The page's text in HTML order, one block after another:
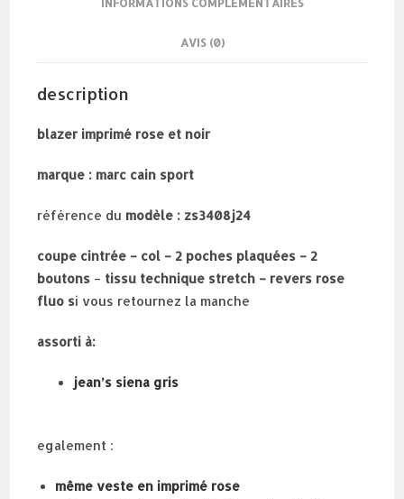
AVIS (0)
description
blazer imprimé rose et noir
marque : marc cain sport
référence du modèle : zs3408j24
coupe cintrée – col – 2 poches plaquées – 2
boutons – tissu technique stretch – revers rose
fluo si vous retournez la manche
assorti à:
jean’s siena gris
egalement :
même veste en imprimé rose